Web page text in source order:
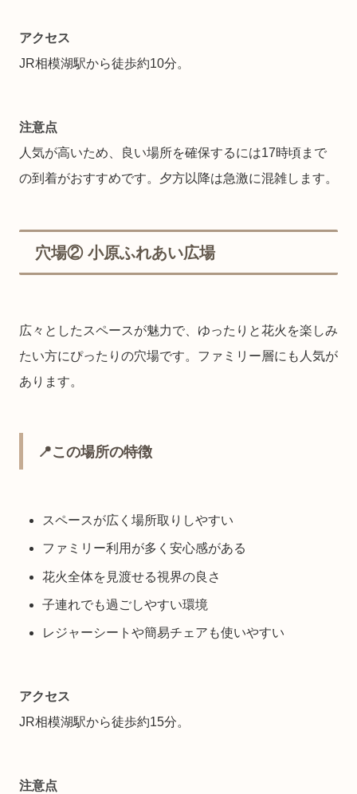
アクセス
JR相模湖駅から徒歩約10分。
注意点
人気が高いため、良い場所を確保するには17時頃まで
の到着がおすすめです。夕方以降は急激に混雑します。
穴場② 小原ふれあい広場
広々としたスペースが魅力で、ゆったりと花火を楽しみ
たい方にぴったりの穴場です。ファミリー層にも人気が
あります。
📍この場所の特徴
スペースが広く場所取りしやすい
ファミリー利用が多く安心感がある
花火全体を見渡せる視界の良さ
子連れでも過ごしやすい環境
レジャーシートや簡易チェアも使いやすい
アクセス
JR相模湖駅から徒歩約15分。
注意点